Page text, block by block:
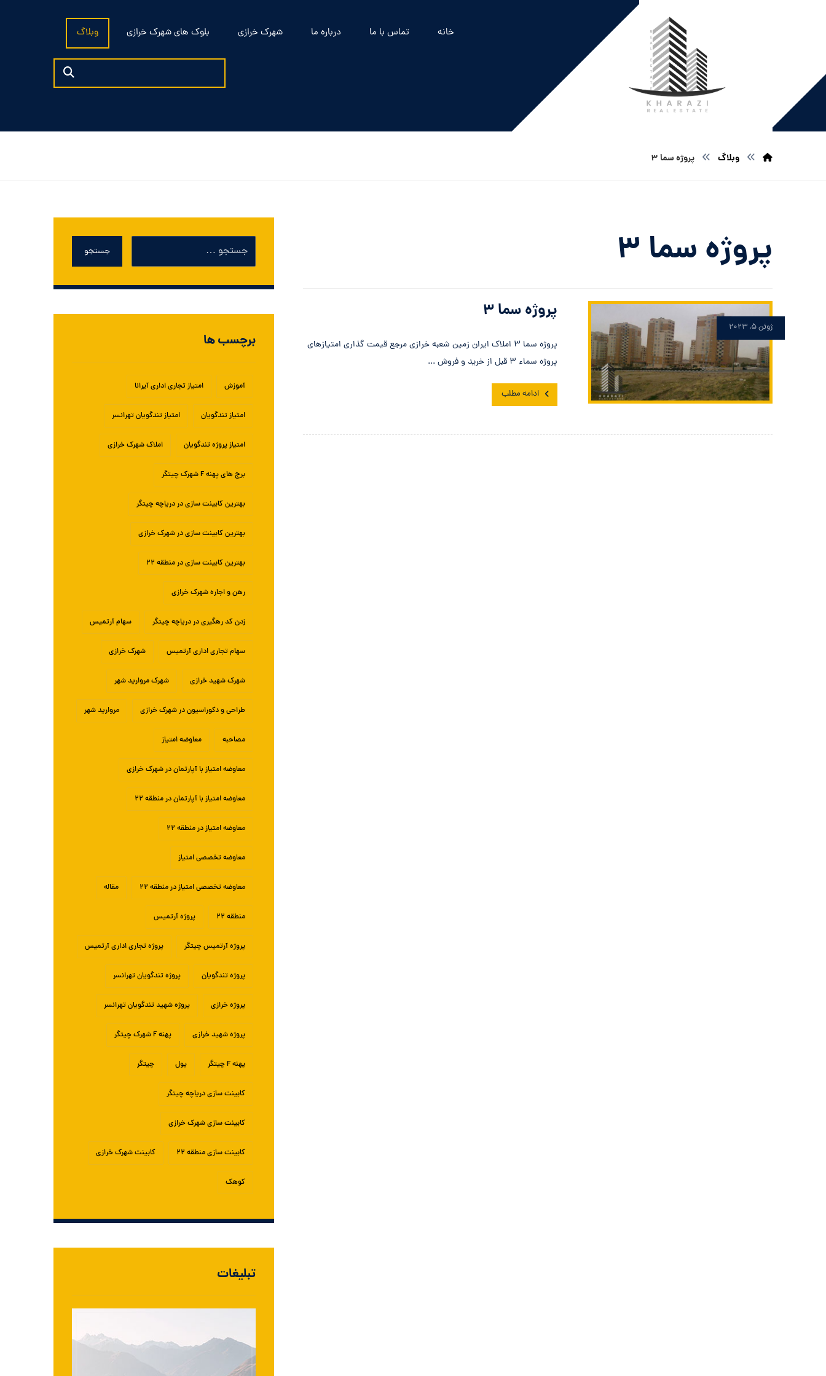
خانه تماس با ما درباره ما شهرک خرازی بلوک های شهرک خرازی وبلاگ
وبلاگ پروژه سما ۳
پروژه سما ۳
پروژه سما ۳
ژوئن ۵, ۲۰۲۳
پروژه سما ۳ املاک ایران زمین شعبه خرازی مرجع قیمت گذاری امتیازهای
پروژه سماء ۳ قبل از خرید و فروش ...
ادامه مطلب
جستجو
برچسب ها
آموزش امتیاز تجاری اداری آیرانا
امتیاز تندگویان امتیاز تندگویان تهرانسر
امتیاز پروژه تندگویان املاک شهرک خرازی
برج های پهنه F شهرک چیتگر
بهترین کابینت سازی در دریاچه چیتگر
بهترین کابینت سازی در شهرک خرازی
بهترین کابینت سازی در منطقه ۲۲
رهن و اجاره شهرک خرازی
زدن کد رهگیری در دریاچه چیتگر سهام آرتمیس
سهام تجاری اداری آرتمیس شهرک خرازی
شهرک شهید خرازی شهرک مروارید شهر
طراحی و دکوراسیون در شهرک خرازی مروارید شهر
مصاحبه معاوضه امتیاز
معاوضه امتیاز با آپارتمان در شهرک خرازی
معاوضه امتیاز با آپارتمان در منطقه ۲۲
معاوضه امتیاز در منطقه ۲۲
معاوضه تخصصی امتیاز
معاوضه تخصصی امتیاز در منطقه ۲۲ مقاله
منطقه ۲۲ پروژه آرتمیس
پروژه آرتمیس چیتگر پروژه تجاری اداری آرتمیس
پروژه تندگویان پروژه تندگویان تهرانسر
پروژه خرازی پروژه شهید تندگویان تهرانسر
پروژه شهید خرازی پهنه F شهرک چیتگر
پهنه F چیتگر پول چیتگر
کابینت سازی دریاچه چیتگر
کابینت سازی شهرک خرازی
کابینت سازی منطقه ۲۲ کابینت شهرک خرازی
کوهک
تبلیغات